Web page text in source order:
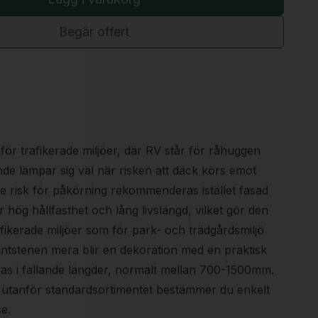
Begär offert
trafikerade miljöer, där RV står för råhuggen
lämpar sig väl när risken att däck körs emot
risk för påkörning rekommenderas istället fasad
hög hållfasthet och lång livslängd, vilket gör den
miljöer som för park- och trädgårdsmiljö
mera blir en dekoration med en praktisk
i fallande längder, normalt mellan 700-1500mm.
standardsortimentet bestämmer du enkelt